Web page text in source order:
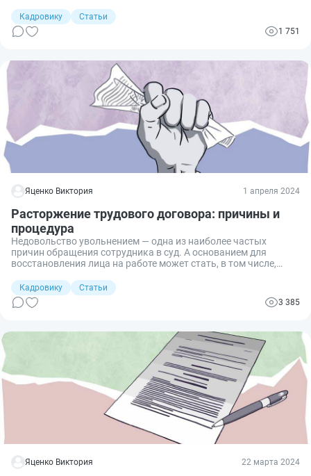
допускается ли сослаться на недействительность этих
отношений? Разбираемся в вопросе.
Кадровику
Статьи
1 751
Яценко Виктория 1 апреля 2024
Расторжение трудового договора: причины и
процедура
Недовольство увольнением — одна из наиболее частых
причин обращения сотрудника в суд. А основанием для
восстановления лица на работе может стать, в том числе,
трудового договора. Рассказываю про основания для
расторжения и процедуру, чтобы вы могли избежать
возможных ошибок.
Кадровику
Статьи
3 385
Яценко Виктория 22 марта 2024